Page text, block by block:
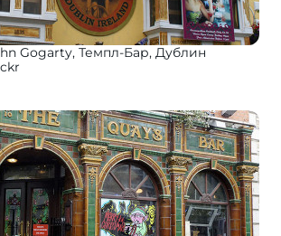
Gogarty, Темпл-Бар, Дублин